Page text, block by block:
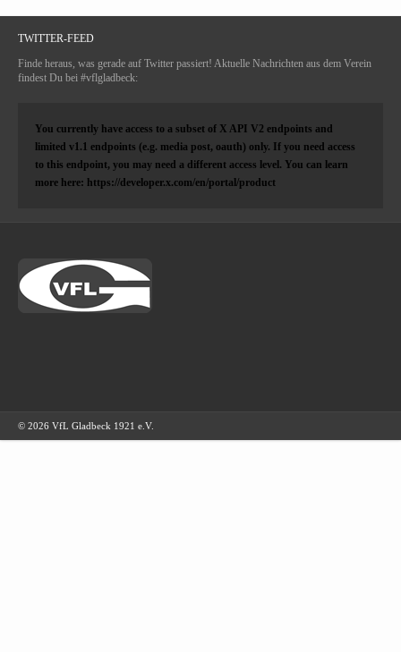
TWITTER-FEED
Finde heraus, was gerade auf Twitter passiert! Aktuelle Nachrichten aus dem Verein
findest Du bei #vflgladbeck:
You currently have access to a subset of X API V2 endpoints and
limited v1.1 endpoints (e.g. media post, oauth) only. If you need access
to this endpoint, you may need a different access level. You can learn
more here: https://developer.x.com/en/portal/product
© 2026 VfL Gladbeck 1921 e.V.